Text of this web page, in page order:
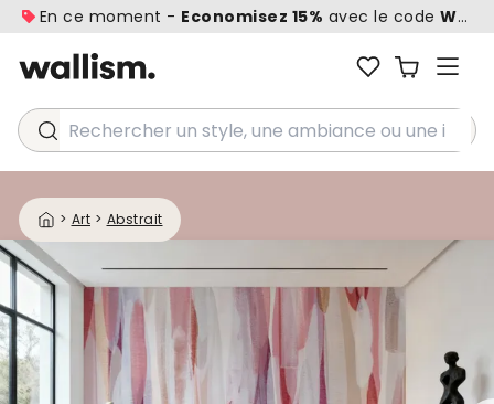
En ce moment - Economisez 15% avec le code
Rechercher un style, une ambiance ou une idée...
> Art > Abstrait